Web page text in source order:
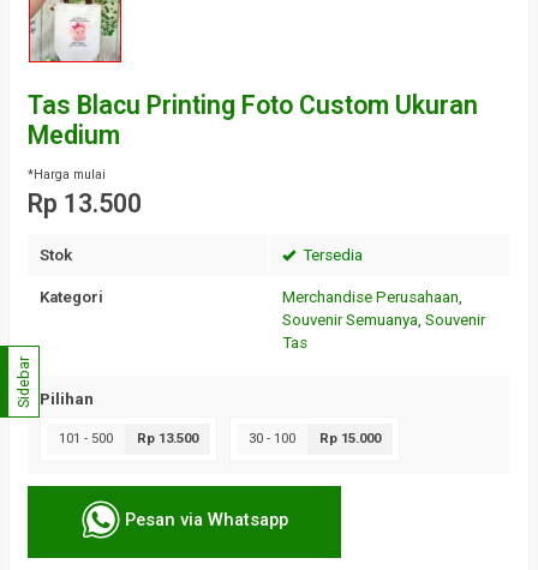
Tas Blacu Printing Foto Custom Ukuran
Medium
*Harga mulai
Rp 13.500
Stok Tersedia
Kategori Merchandise Perusahaan,
Souvenir Semuanya, Souvenir
Tas
Pilihan
101 - 500 Rp 13.500 30 - 100 Rp 15.000
Pesan via Whatsapp
Sidebar